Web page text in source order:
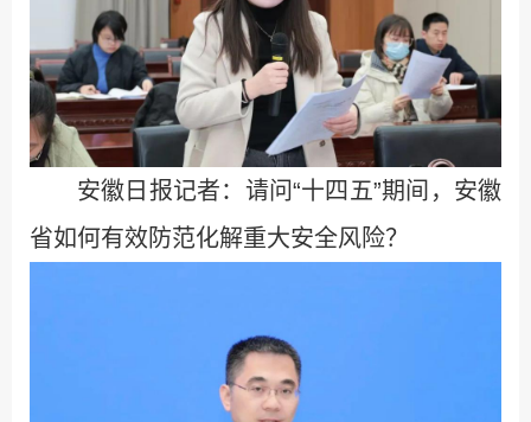
安徽日报记者：请问“十四五”期间，安徽
省如何有效防范化解重大安全风险？